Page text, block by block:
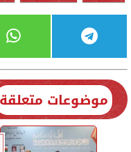
موضوعات متعلقة